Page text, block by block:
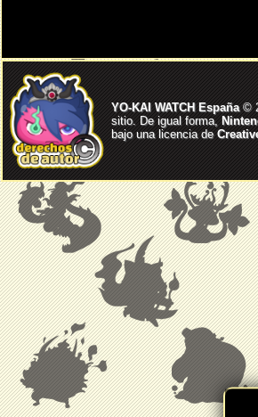
YO-KAI WATCH España©
sitio. De igual forma,
bajo una licencia de